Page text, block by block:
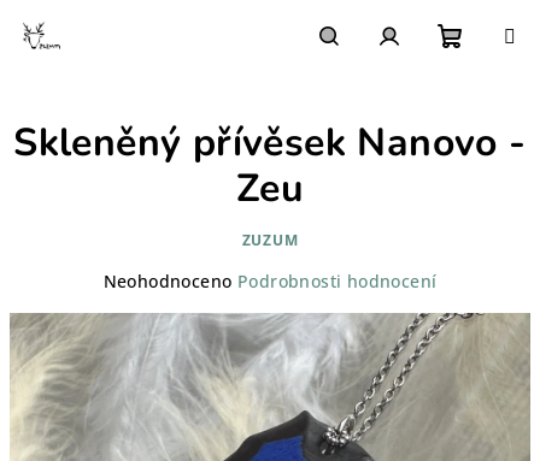
košík
Skleněný přívěsek Nanovo -
Zeu
ZUZUM
Průměrné
produktu
je
0,0
hvězdiček.
Neohodnoceno Podrobnosti hodnocení